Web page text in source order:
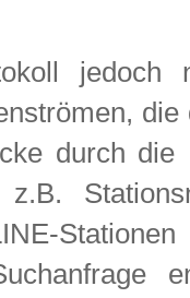
jedoch
durch die